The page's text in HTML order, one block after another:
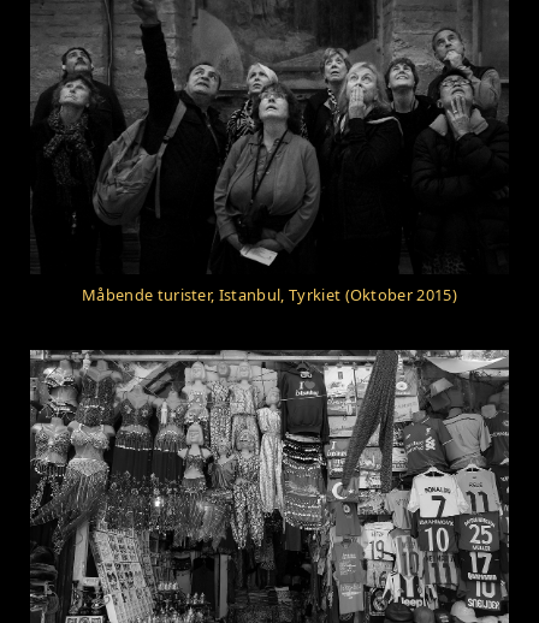
Måbende turister, Istanbul, Tyrkiet (Oktober 2015)